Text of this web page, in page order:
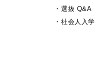
選抜 Q&A
社会人入学